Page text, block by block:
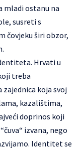
mladi ostanu na
susreti s
čovjeku širi obzor,
Hrvati u
treba
koja svoj
kazalištima,
doprinos koji
izvana, nego
Identitet se